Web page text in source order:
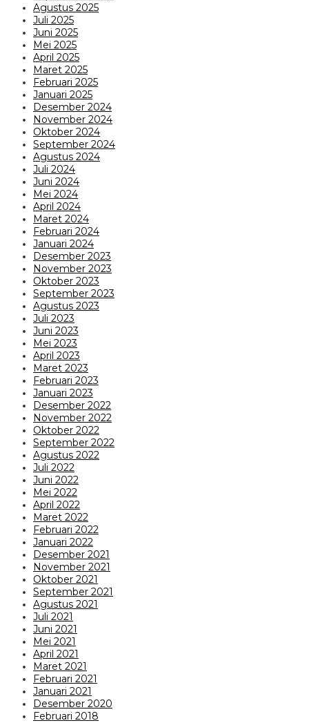
Agustus 2025
Juli 2025
Juni 2025
Mei 2025
April 2025
Maret 2025
Februari 2025
Januari 2025
Desember 2024
November 2024
Oktober 2024
September 2024
Agustus 2024
Juli 2024
Juni 2024
Mei 2024
April 2024
Maret 2024
Februari 2024
Januari 2024
Desember 2023
November 2023
Oktober 2023
September 2023
Agustus 2023
Juli 2023
Juni 2023
Mei 2023
April 2023
Maret 2023
Februari 2023
Januari 2023
Desember 2022
November 2022
Oktober 2022
September 2022
Agustus 2022
Juli 2022
Juni 2022
Mei 2022
April 2022
Maret 2022
Februari 2022
Januari 2022
Desember 2021
November 2021
Oktober 2021
September 2021
Agustus 2021
Juli 2021
Juni 2021
Mei 2021
April 2021
Maret 2021
Februari 2021
Januari 2021
Desember 2020
Februari 2018